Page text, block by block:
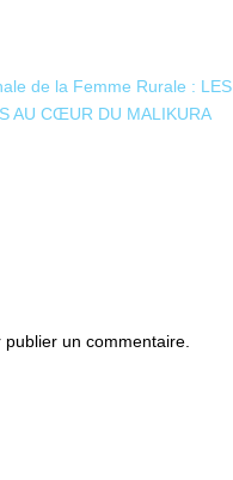
de la Femme Rurale : LES
AU CŒUR DU MALIKURA
publier un commentaire.